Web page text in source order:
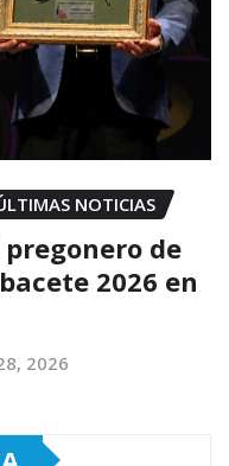
NOTICIAS
de
2026 en
2026